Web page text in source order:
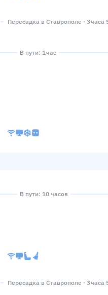
Пересадка в Ставрополе · 3 часа
В пути: 1 час
В пути: 10 часов
Пересадка в Ставрополе · 3 часа